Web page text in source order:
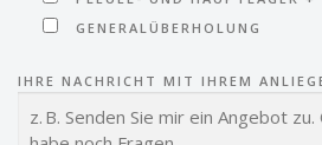
GENERALÜBERHOLUNG
IHRE NACHRICHT MIT IHREM